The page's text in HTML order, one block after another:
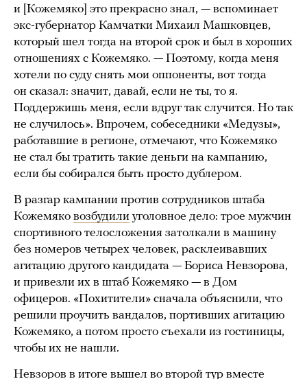
и [Кожемяко] это прекрасно знал, — вспоминает
экс-губернатор Камчатки Михаил Машковцев,
который шел тогда на второй срок и был в хороших
отношениях с Кожемяко. — Поэтому, когда меня
хотели по суду снять мои оппоненты, вот тогда
он сказал: значит, давай, если не ты, то я.
Поддержишь меня, если вдруг так случится. Но так
не случилось». Впрочем, собеседники «Медузы»,
работавшие в регионе, отмечают, что Кожемяко
не стал бы тратить такие деньги на кампанию,
если бы собирался быть просто дублером.
В разгар кампании против сотрудников штаба
Кожемяко возбудили уголовное дело: трое мужчин
спортивного телосложения затолкали в машину
без номеров четырех человек, расклеивавших
агитацию другого кандидата — Бориса Невзорова,
и привезли их в штаб Кожемяко — в Дом
офицеров. «Похитители» сначала объяснили, что
решили проучить вандалов, портивших агитацию
Кожемяко, а потом просто съехали из гостиницы,
чтобы их не нашли.
Невзоров в итоге вышел во второй тур вместе